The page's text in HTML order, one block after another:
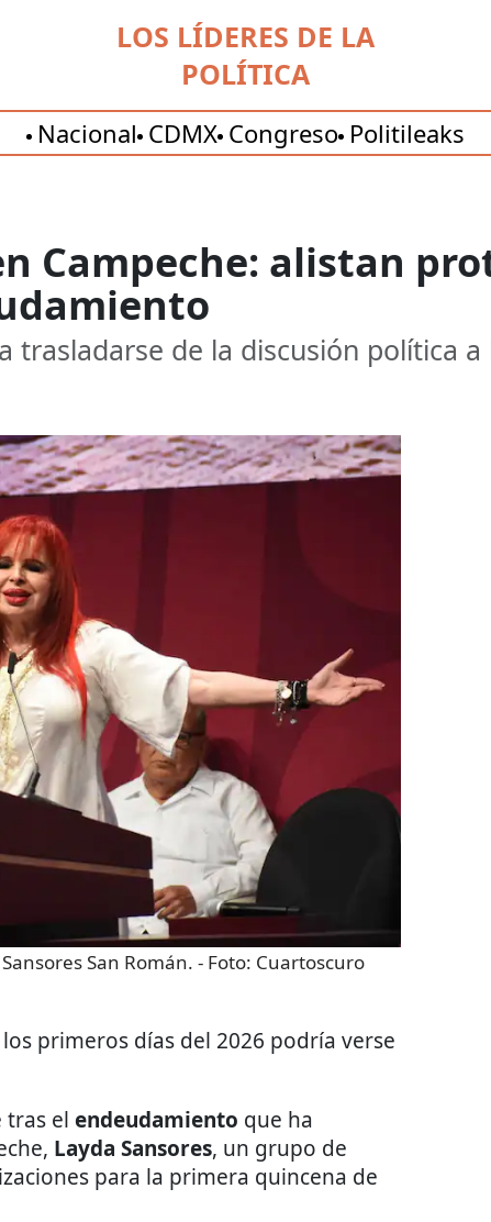
LOS LÍDERES DE LA
POLÍTICA
Nacional CDMX Congreso Politileaks
Campeche: alistan
trasladarse de la discusión política
San Román. - Foto: Cuartoscuro
primeros días del 2026 podría verse
tras el endeudamiento que ha
Layda Sansores, un grupo de
para la primera quincena de